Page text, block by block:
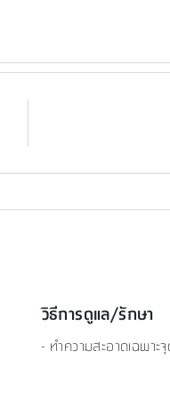
วิธีการดูแล/รักษา
- ทำความสะอาดเฉพา